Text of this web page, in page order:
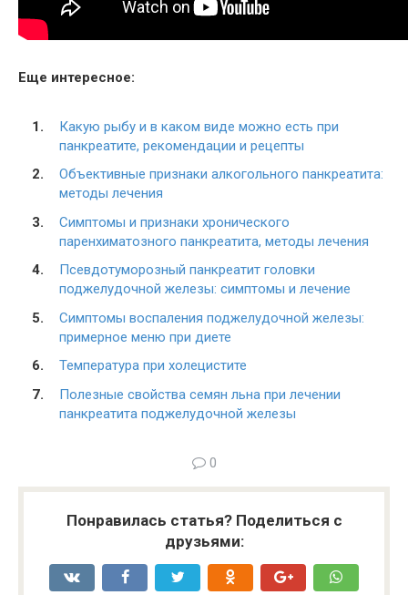
Еще интересное:
Какую рыбу и в каком виде можно есть при
панкреатите, рекомендации и рецепты
Объективные признаки алкогольного панкреатита:
методы лечения
Симптомы и признаки хронического
паренхиматозного панкреатита, методы лечения
Псевдотуморозный панкреатит головки
поджелудочной железы: симптомы и лечение
Симптомы воспаления поджелудочной железы:
примерное меню при диете
Температура при холецистите
Полезные свойства семян льна при лечении
панкреатита поджелудочной железы
0
Понравилась статья? Поделиться с
друзьями: